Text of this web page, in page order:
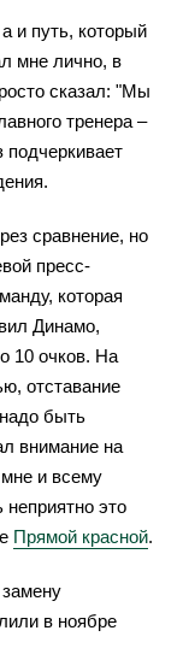
и путь, который
мне лично, в
сказал: "Мы
тренера –
сравнение, но
пресс-
которая
Динамо,
10 очков. На
отставание
быть
внимание на
и всему
это
Прямой красной.
в ноябре